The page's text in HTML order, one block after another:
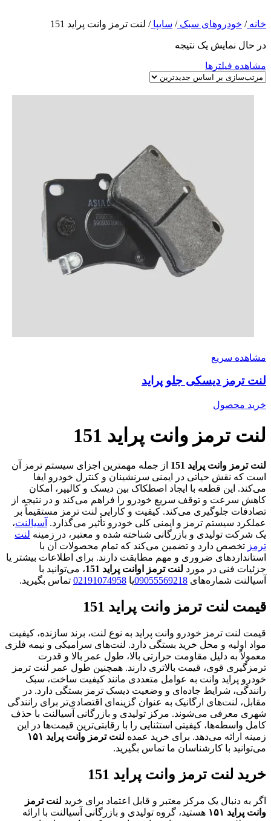
خانه/ خودروهای سبک/ سایپا/ لنت ترمز وانت پراید 151
در حال نمایش یک نتیجه
مشاهده فیلترها
مشاهده سریع
لنت ترمز دیسکی جلو پراید
خرید محصول
لنت ترمز وانت پراید 151
لنت ترمز وانت پراید 151
از جمله مهمترین اجزای سیستم ترمز آن
است که نقش حیاتی در ایمنی سرنشینان و کنترل خودرو ایفا
می‌کند. این قطعه با ایجاد اصطکاک بین دیسک و کالیپر، امکان
کاهش سرعت و توقف سریع خودرو را فراهم می‌کند و در نتیجه از
تصادفات جلوگیری می‌کند. کیفیت و کارایی لنت ترمز مستقیماً بر
عملکرد سیستم ترمز و ایمنی کلی خودرو تأثیر می‌گذارد. آسیالنت،
یک شرکت تولیدی و بازرگانی شناخته شده و معتبر، در زمینه لنت
ترمز تخصص دارد و تضمین می‌کند که تمام محصولات آن با
استانداردهای ضروری و مهم مطابقت دارند. برای اطلاعات بیشتر یا
جزئیات فنی در مورد لنت ترمز اوانت پراید 151
، می‌توانید با
آسیالنت شماره‌های 09055569218یا 02191074958 تماس بگیرید.
قیمت لنت ترمز وانت پراید 151
قیمت لنت ترمز خودرو وانت پراید به نوع لنت، برند سازنده، کیفیت
مواد اولیه و محل خرید بستگی دارد. لنت‌های سرامیکی و نیمه فلزی
معمولاً به دلیل مقاومت حرارتی بالا، طول عمر بالا و قدرت
ترمزگیری قوی، قیمت بالاتری دارند. همچنین طول عمر لنت ترمز
خودرو پراید وانت به عوامل متعددی مانند کیفیت ساخت، سبک
رانندگی، شرایط جاده‌ای و وضعیت دیسک ترمز بستگی دارد. در
مقابل، لنت‌های ارگانیک به عنوان گزینه‌ای اقتصادی‌تر برای رانندگی
شهری معرفی می‌شوند. مرکز تولیدی و بازرگانی آسیالنت با حذف
کامل واسطه‌ها، کیفیتی استثنایی را با رقابتی‌ترین قیمت‌ها در این
زمینه ارائه می‌دهد. برای خرید عمده لنت ترمز وانت پراید ۱۵۱
می‌توانید با کارشناسان ما تماس بگیرید.
خرید لنت ترمز وانت پراید 151
اگر به دنبال یک مرکز معتبر و قابل اعتماد برای خرید لنت ترمز
وانت پراید ۱۵۱
هستید، گروه تولیدی و بازرگانی آسیالنت با ارائه